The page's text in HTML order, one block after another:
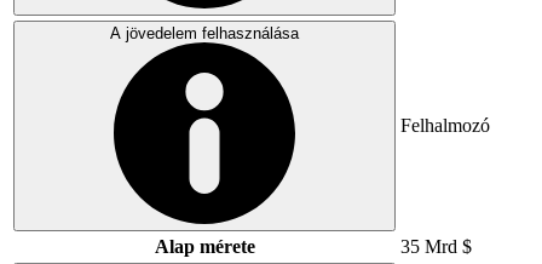
A jövedelem felhasználása
Felhalmozó
Alap mérete 35 Mrd $